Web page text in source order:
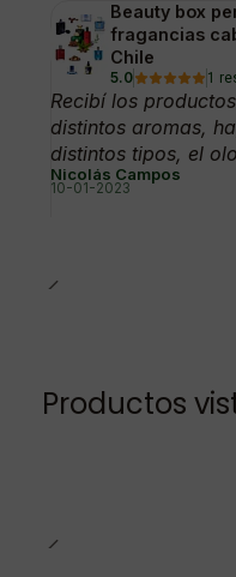
Beauty box
fragancias
Chile
5.0 1
Recibí los
distintos aromas,
distintos tipos, el
Nicolás Campos
10-01-2023
Productos